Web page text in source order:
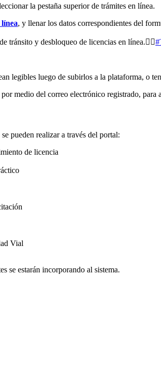
la pestaña superior de trámites en línea.
, y llenar los datos correspondientes del
tránsito y desbloqueo de licencias en línea.👮‍♀️
legibles luego de subirlos a la plataforma, o
medio del correo electrónico registrado,
pueden realizar a través del portal:
de licencia
Vial
se estarán incorporando al sistema.